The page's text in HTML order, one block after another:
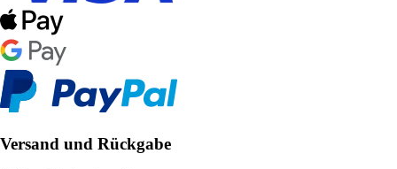
Versand und Rückgabe